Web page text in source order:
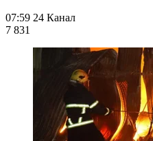
07:59 24 Канал
7 831